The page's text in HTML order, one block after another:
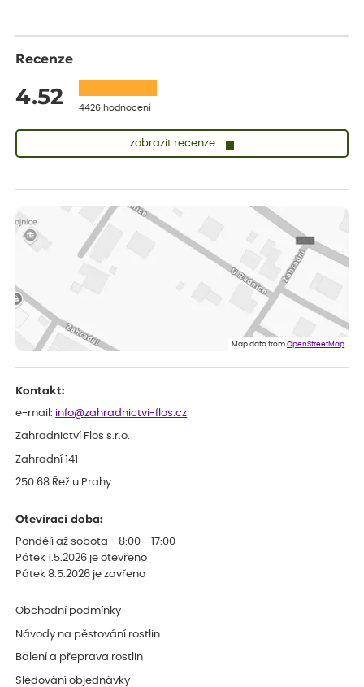
Recenze
4.52 4426 hodnocení
zobrazit recenze
Vše přišlo velice rychle krásně zabalené. Rostlinky po přesazení
velice dobře prospívají
Jarda
Dobrý den, byli jsme spokojeni
Eshop, objednání bylo v pořádku, žádný problém. Jen jsem byla
smutná z dodávky jedné kytky, která nebyla v nejlepší kondici a i
Map data fromOpenStreetMap
Kontakt:
e-mail: info@zahradnictvi-flos.cz
Zahradnictví Flos s.r.o.
Zahradní 141
250 68 Řež u Prahy
Otevírací doba:
Pondělí až sobota - 8:00 - 17:00
Pátek 1.5.2026 je otevřeno
Pátek 8.5.2026 je zavřeno
Obchodní podmínky
Návody na pěstování rostlin
Balení a přeprava rostlin
Sledování objednávky